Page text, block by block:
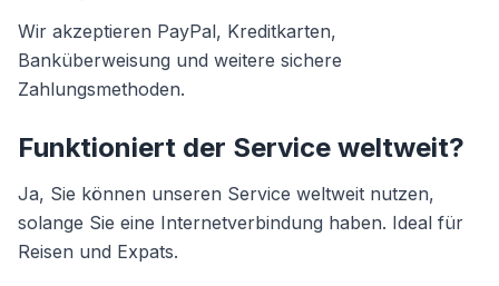
Wir akzeptieren PayPal, Kreditkarten,
Banküberweisung und weitere sichere
Zahlungsmethoden.
Funktioniert der Service weltweit?
Ja, Sie können unseren Service weltweit nutzen,
solange Sie eine Internetverbindung haben. Ideal für
Reisen und Expats.